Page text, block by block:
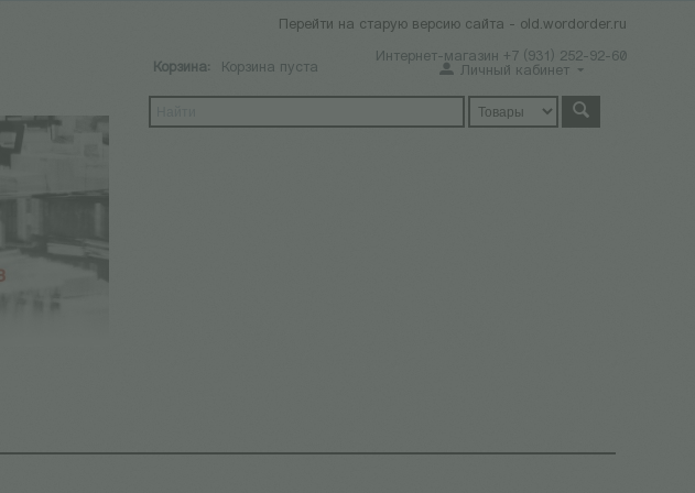
Перейти на старую версию сайта - old.wordorder.ru
Интернет-магазин +7 (931) 252-92-60
Корзина: Корзина пуста Личный кабинет